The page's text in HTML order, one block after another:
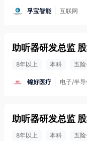
孚宝智能 互联网
助听器研发总监
8年以上 本科 五
锦好医疗 电子/半
助听器研发总监
8年以上 本科 五